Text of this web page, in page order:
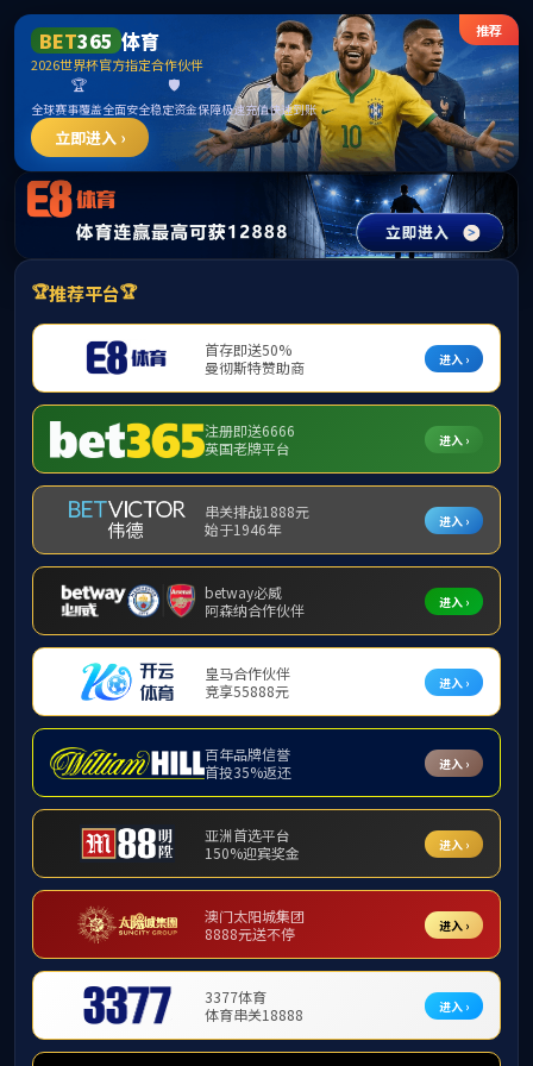
中国·yl1111永利(集团)有限公司-Official Website
提示：访问地址无效，错误的栏目参数！
首页 关闭此页